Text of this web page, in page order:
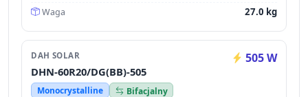
Waga 27.0 kg
DAH SOLAR 505 W
DHN-60R20/DG(BB)-505
Monocrystalline
Bifacjalny